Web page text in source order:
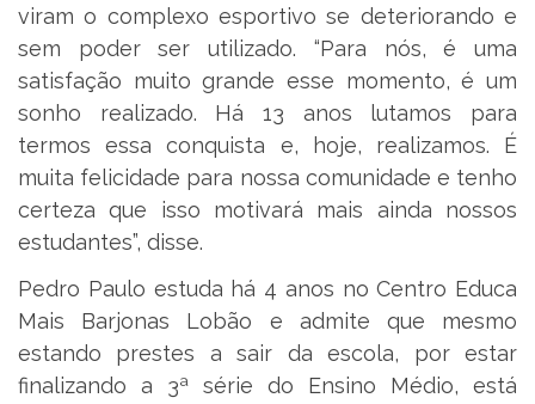
viram o complexo esportivo se deteriorando e
sem poder ser utilizado. “Para nós, é uma
satisfação muito grande esse momento, é um
sonho realizado. Há 13 anos lutamos para
termos essa conquista e, hoje, realizamos. É
muita felicidade para nossa comunidade e tenho
certeza que isso motivará mais ainda nossos
estudantes”, disse.
Pedro Paulo estuda há 4 anos no Centro Educa
Mais Barjonas Lobão e admite que mesmo
estando prestes a sair da escola, por estar
finalizando a 3ª série do Ensino Médio, está